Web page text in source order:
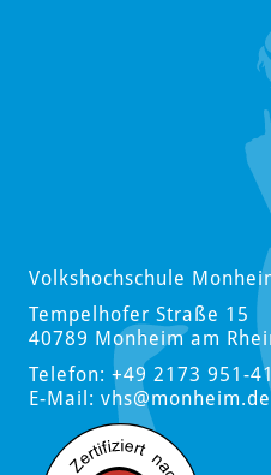
Volkshochschule
Tempelhofer Straße 15
40789 Monheim am
Telefon: +49 2173 951-
E-Mail: vhs@monheim.de